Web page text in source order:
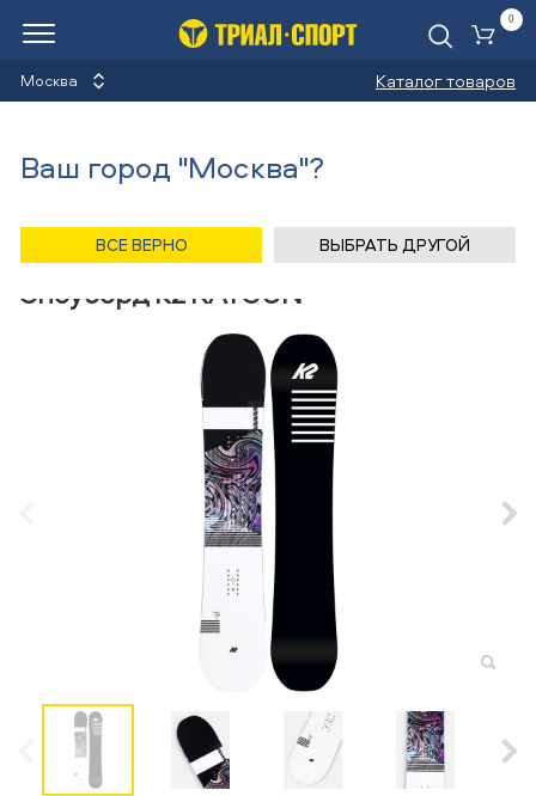
Москва Каталог товаров
0
Сноуборд K2 RAYGUN
Ваш город "Москва"?
ВСЕ ВЕРНО ВЫБРАТЬ ДРУГОЙ